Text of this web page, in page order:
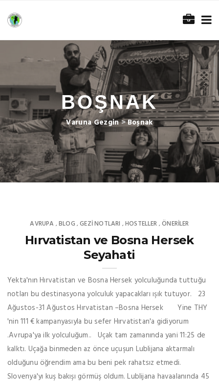
BOŞNAK
Varuna Gezgin>Boşnak
AVRUPA ,BLOG ,GEZI NOTLARI ,HOSTELLER ,ÖNERILER
Hırvatistan ve Bosna Hersek
Seyahati
Yekta'nın Hırvatistan ve Bosna Hersek yolculuğunda tuttuğu
notları bu destinasyona yolculuk yapacakları ışık tutuyor. 23
Ağustos-31 Ağustos Hırvatistan –Bosna Hersek Yine THY
'nin 111 € kampanyasıyla bu sefer Hırvatistan'a gidiyorum
.Avrupa'ya ilk yolculuğum.. Uçak tam zamanında yani 11:25 de
kalktı. Uçağa binmeden az önce uçuşun Lublijana aktarmalı
olduğunu öğrendim ama bu beni pek rahatsız etmedi.
Slovenya'yı kuş bakışı görmüş oldum. Lublijana havaalanında 45